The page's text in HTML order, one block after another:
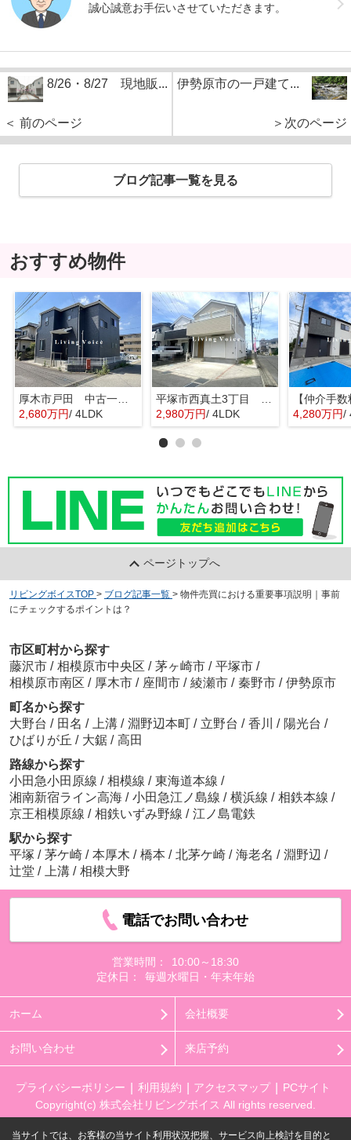
誠心誠意お手伝いさせていただきます。
8/26・8/27 現地販...
＜ 前のページ
伊勢原市の一戸建て...
＞次のページ
ブログ記事一覧を見る
おすすめ物件
厚木市戸田 中古一戸建て
2,680万円/ 4LDK
2,980万円/ 4LDK 4,280万円/
ページトップへ
リビングボイスTOP > ブログ記事一覧 > 物件売買における重要事項説明｜事前
にチェックするポイントは？
市区町村から探す
藤沢市 / 相模原市中央区 / 茅ヶ崎市 / 平塚市 /
相模原市南区 / 厚木市 / 座間市 / 綾瀬市 / 秦野市 / 伊勢原市
町名から探す
大野台 / 田名 / 上溝 / 淵野辺本町 / 立野台 / 香川 / 陽光台 /
ひばりが丘 / 大鋸 / 高田
路線から探す
小田急小田原線 / 相模線 / 東海道本線 /
湘南新宿ライン高海 / 小田急江ノ島線 / 横浜線 / 相鉄本線 /
京王相模原線 / 相鉄いずみ野線 / 江ノ島電鉄
駅から探す
平塚 / 茅ケ崎 / 本厚木 / 橋本 / 北茅ケ崎 / 海老名 / 淵野辺 /
辻堂 / 上溝 / 相模大野
電話でお問い合わせ
営業時間：
10:00～18:30
定休日：
毎週水曜日・年末年始
ホーム 会社概要
お問い合わせ 来店予約
プライバシーポリシー 利用規約 アクセスマップ
PCサイト
Copyright(c) 株式会社リビングボイス All rights reserved.
当サイトでは、お客様の当サイト利用状況把握、サービス向上検討を目的と